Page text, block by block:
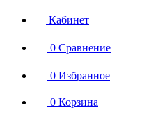
Кабинет
0 Сравнение
0 Избранное
0 Корзина